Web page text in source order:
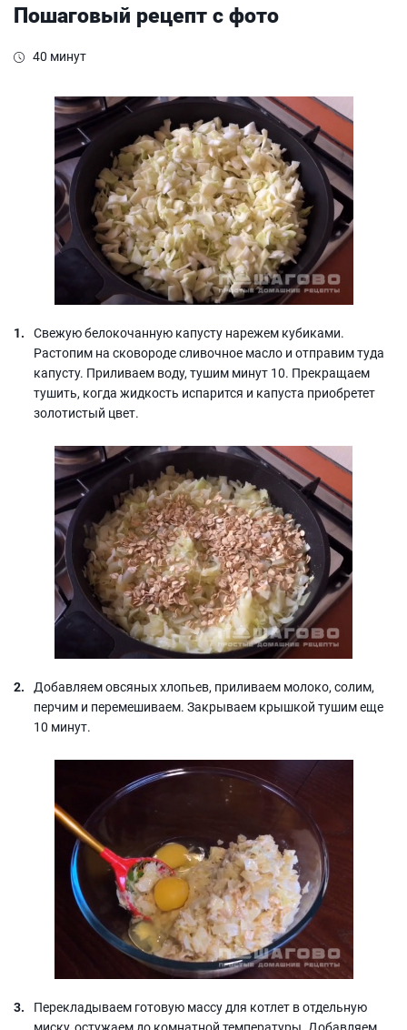
Пошаговый рецепт с фото
40 минут
Свежую белокочанную капусту нарежем кубиками.
Растопим на сковороде сливочное масло и отправим туда
капусту. Приливаем воду, тушим минут 10. Прекращаем
тушить, когда жидкость испарится и капуста приобретет
золотистый цвет.
Добавляем овсяных хлопьев, приливаем молоко, солим,
перчим и перемешиваем. Закрываем крышкой тушим еще
10 минут.
Перекладываем готовую массу для котлет в отдельную